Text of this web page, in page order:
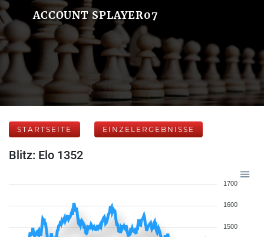
ACCOUNT SPLAYER07
STARTSEITE EINZELERGEBNISSE
Blitz: Elo 1352
1700
1600
1500